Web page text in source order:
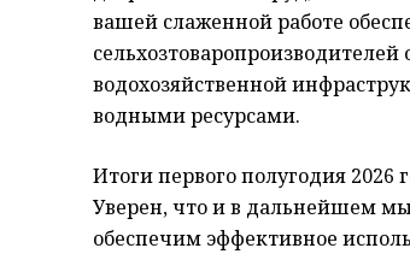
вашей слаженной работе
водохозяйственной
водными ресурсами.
Итоги первого полугодия 2026
Уверен, что и в дальнейшем
обеспечим эффективное